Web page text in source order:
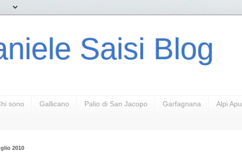
Saisi Blog
sono Gallicano Palio di San Jacopo Garfagnana Alpi
2010